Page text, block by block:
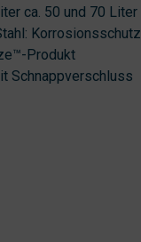
ca. 50 und 70 Liter
Korrosionsschutz
Produkt
Schnappverschluss